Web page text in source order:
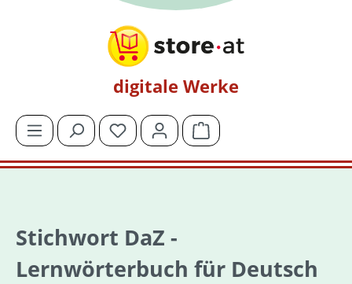
digitale Werke
Du hast 0 Produkte auf dem Merkzettel
Warenkorb enthält 0
Stichwort DaZ -
Lernwörterbuch für Deutsch